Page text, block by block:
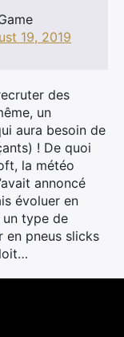
19, 2019
des
un
aura besoin de
! De quoi
la météo
annoncé
évoluer en
type de
en pneus slicks